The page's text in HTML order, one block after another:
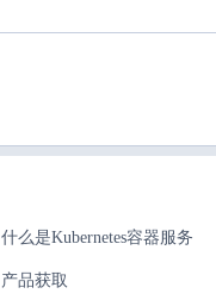
什么是Kubernetes容器服务
产品获取